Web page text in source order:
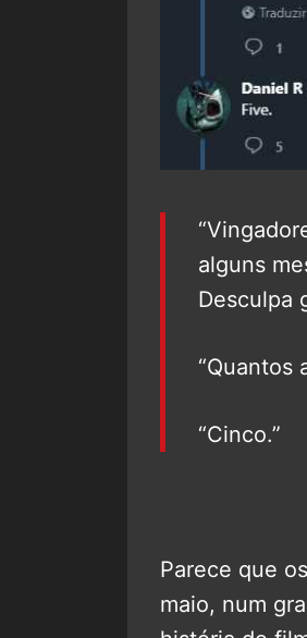
alguns
Desculpa
“Quantos
“Cinco.”
Parece que
maio, num